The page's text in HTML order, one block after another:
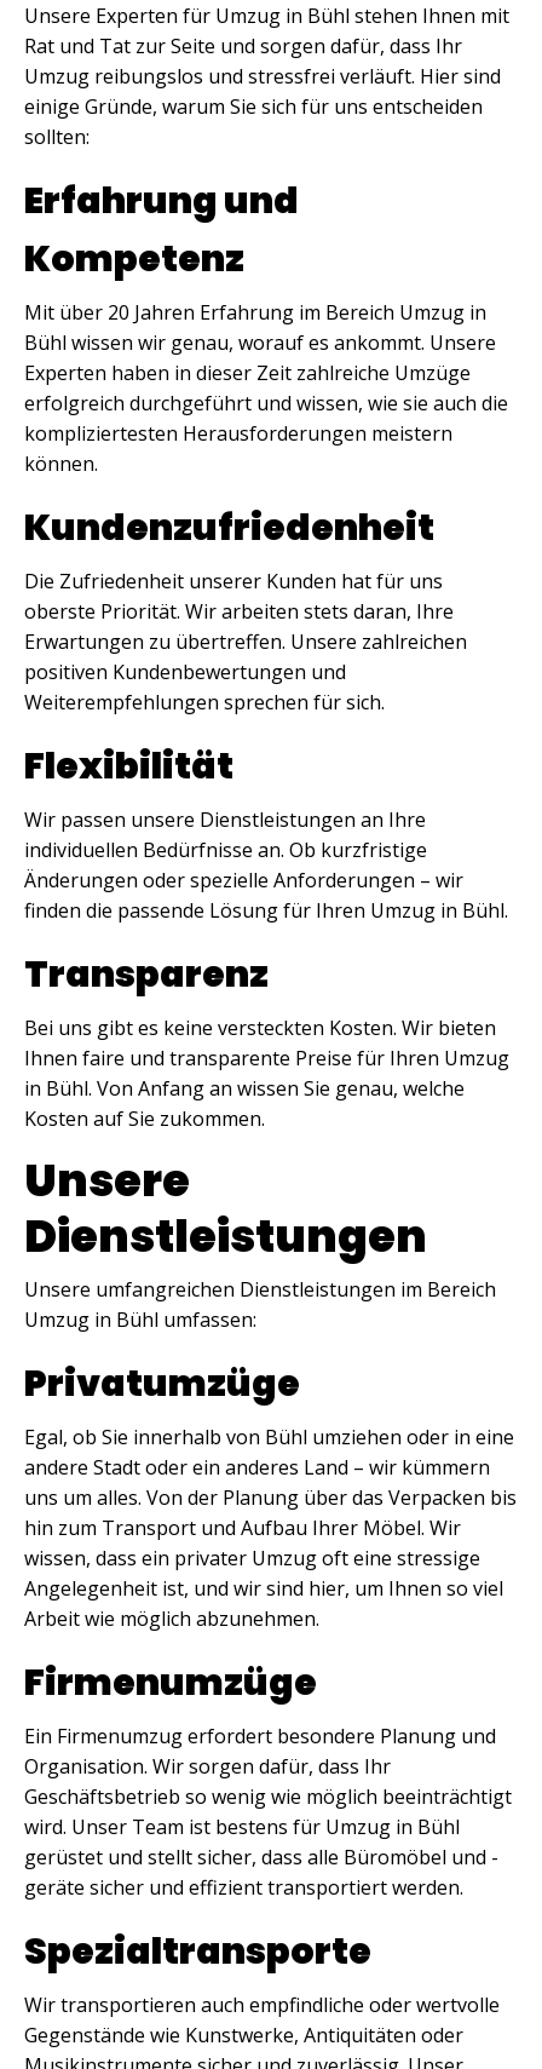
Unsere Experten für Umzug in Bühl stehen Ihnen mit
Rat und Tat zur Seite und sorgen dafür, dass Ihr
Umzug reibungslos und stressfrei verläuft. Hier sind
einige Gründe, warum Sie sich für uns entscheiden
sollten:
Erfahrung und
Kompetenz
Mit über 20 Jahren Erfahrung im Bereich Umzug in
Bühl wissen wir genau, worauf es ankommt. Unsere
Experten haben in dieser Zeit zahlreiche Umzüge
erfolgreich durchgeführt und wissen, wie sie auch die
kompliziertesten Herausforderungen meistern
können.
Kundenzufriedenheit
Die Zufriedenheit unserer Kunden hat für uns
oberste Priorität. Wir arbeiten stets daran, Ihre
Erwartungen zu übertreffen. Unsere zahlreichen
positiven Kundenbewertungen und
Weiterempfehlungen sprechen für sich.
Flexibilität
Wir passen unsere Dienstleistungen an Ihre
individuellen Bedürfnisse an. Ob kurzfristige
Änderungen oder spezielle Anforderungen – wir
finden die passende Lösung für Ihren Umzug in Bühl.
Transparenz
Bei uns gibt es keine versteckten Kosten. Wir bieten
Ihnen faire und transparente Preise für Ihren Umzug
in Bühl. Von Anfang an wissen Sie genau, welche
Kosten auf Sie zukommen.
Unsere
Dienstleistungen
Unsere umfangreichen Dienstleistungen im Bereich
Umzug in Bühl umfassen:
Privatumzüge
Egal, ob Sie innerhalb von Bühl umziehen oder in eine
andere Stadt oder ein anderes Land – wir kümmern
uns um alles. Von der Planung über das Verpacken bis
hin zum Transport und Aufbau Ihrer Möbel. Wir
wissen, dass ein privater Umzug oft eine stressige
Angelegenheit ist, und wir sind hier, um Ihnen so viel
Arbeit wie möglich abzunehmen.
Firmenumzüge
Ein Firmenumzug erfordert besondere Planung und
Organisation. Wir sorgen dafür, dass Ihr
Geschäftsbetrieb so wenig wie möglich beeinträchtigt
wird. Unser Team ist bestens für Umzug in Bühl
gerüstet und stellt sicher, dass alle Büromöbel und -
geräte sicher und effizient transportiert werden.
Spezialtransporte
Wir transportieren auch empfindliche oder wertvolle
Gegenstände wie Kunstwerke, Antiquitäten oder